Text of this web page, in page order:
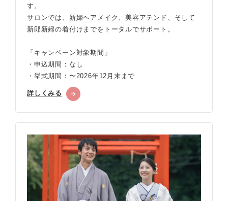
す。
サロンでは、新婦ヘアメイク、美容アテンド、そして
新郎新婦の着付けまでをトータルでサポート。
「キャンペーン対象期間」
・申込期間：なし
・挙式期間：〜2026年12月末まで
詳しくみる